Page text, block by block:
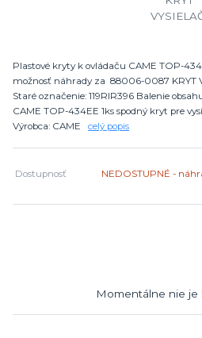
Plastové kryty k ovládaču CAME TOP-
možnosť náhrady za 88006-0087 KRYT
Staré označenie: 119RIR396 Balenie
CAME TOP-434EE 1ks spodný kryt pre
Výrobca: CAME celý popis
Dostupnosť NEDOSTUPNÉ -
Momentálne nie je